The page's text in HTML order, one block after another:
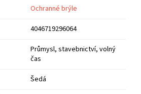
Ochranné brýle
4046719296064
Průmysl, stavebnictví, volný
čas
Šedá